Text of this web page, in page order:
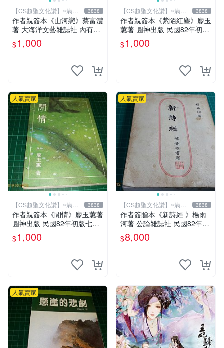
【CS超聖文化讚】~滿千
元送運
3838
作者親簽本《山河戀》蔡富澧
著 大海洋文藝雜誌社 內有註
記【CS超聖文化讚】
$1,000
【CS超聖文化讚】~滿千
元送運
3838
作者親簽本《紫陌紅塵》廖玉
蕙著 圓神出版 民國82年初版
六刷 【CS超聖文化讚】
$1,000
人氣賣家
【CS超聖文化讚】~滿千
元送運
3838
作者親簽本《閒情》廖玉蕙著
圓神出版 民國82年初版七刷
【CS超聖文化讚】
$1,000
人氣賣家
【CS超聖文化讚】~滿千
元送運
3838
作者簽贈本《新詩經 》楊雨
河著 公論雜誌社 民國82年初
版 書有泛黃 內有作者合照
【CS 超聖文化讚】
$8,000
人氣賣家